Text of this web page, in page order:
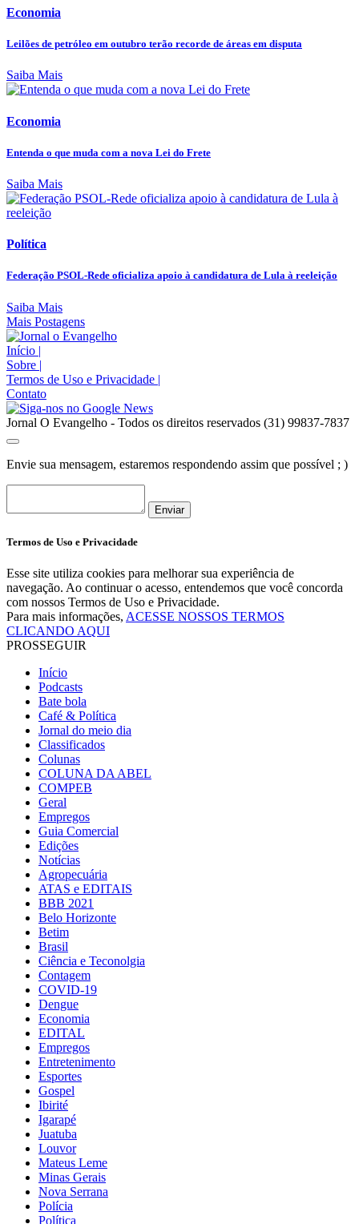
Economia
Leilões de petróleo em outubro terão recorde de áreas em disputa
Saiba Mais
Economia
Entenda o que muda com a nova Lei do Frete
Saiba Mais
Política
Federação PSOL-Rede oficializa apoio à candidatura de Lula à reeleição
Saiba Mais
Mais Postagens
Início |
Sobre |
Termos de Uso e Privacidade |
Contato
Jornal O Evangelho - Todos os direitos reservados (31) 99837-7837
Envie sua mensagem, estaremos respondendo assim que possível ; )
Enviar
Termos de Uso e Privacidade
Esse site utiliza cookies para melhorar sua experiência de
navegação. Ao continuar o acesso, entendemos que você concorda
com nossos Termos de Uso e Privacidade.
Para mais informações, ACESSE NOSSOS TERMOS
CLICANDO AQUI
PROSSEGUIR
Início
Podcasts
Bate bola
Café & Política
Jornal do meio dia
Classificados
Colunas
COLUNA DA ABEL
COMPEB
Geral
Empregos
Guia Comercial
Edições
Notícias
Agropecuária
ATAS e EDITAIS
BBB 2021
Belo Horizonte
Betim
Brasil
Ciência e Teconolgia
Contagem
COVID-19
Dengue
Economia
EDITAL
Empregos
Entretenimento
Esportes
Gospel
Ibirité
Igarapé
Juatuba
Louvor
Mateus Leme
Minas Gerais
Nova Serrana
Polícia
Política